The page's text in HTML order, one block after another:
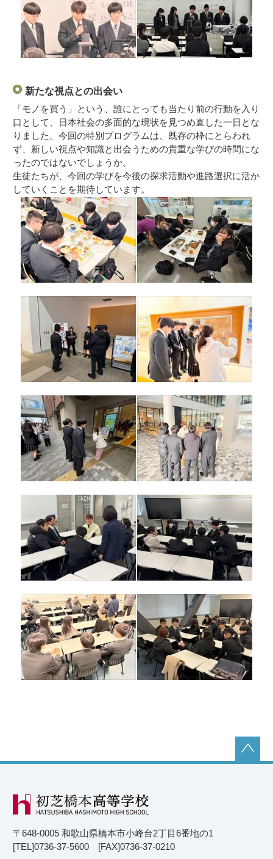
新たな視点との出会い
「モノを買う」という、誰にとっても当たり前の行動を入り
口として、日本社会の多面的な現状を見つめ直した一日とな
りました。今回の特別プログラムは、既存の枠にとらわれ
ず、新しい視点や知識と出会うための貴重な学びの時間にな
ったのではないでしょうか。
生徒たちが、今回の学びを今後の探求活動や進路選択に活か
していくことを期待しています。
〒648-0005 和歌山県橋本市小峰台2丁目6番地の1
[TEL]0736-37-5600 [FAX]0736-37-0210